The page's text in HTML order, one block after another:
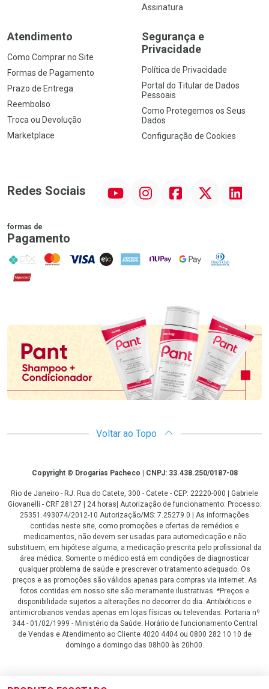
Assinatura
Atendimento
Como Comprar no Site
Formas de Pagamento
Prazo de Entrega
Reembolso
Troca ou Devolução
Marketplace
Segurança e
Privacidade
Política de Privacidade
Portal do Titular de Dados
Pessoais
Como Protegemos os Seus
Dados
Configuração de Cookies
Redes Sociais InstagramFacebook Linkedin
formas de
Pagamento
PIX MasterCard
VISA ELO AMEX NuPay Google PayDiners Club
Hipercard
Promoção em Destaque
Voltar ao Topo
CopyrightCopyright © Drogarias Pacheco | CNPJ: 33.438.250/0187-08
Rio de Janeiro - RJ: Rua do Catete, 300 - Catete - CEP: 22220-000 | Gabriele
Giovanelli - CRF 28127 | 24 horas| Autorização de funcionamento: Processo:
25351.493074/2012-10 Autorização/MS: 7.25279.0 | As informações
contidas neste site, como promoções e ofertas de remédios e
medicamentos, não devem ser usadas para automedicação e não
substituem, em hipótese alguma, a medicação prescrita pelo profissional da
área médica. Somente o médico está em condições de diagnosticar
qualquer problema de saúde e prescrever o tratamento adequado. Os
preços e as promoções são válidos apenas para compras via internet. As
fotos contidas em nosso site são meramente ilustrativas. *Preços e
disponibilidade sujeitos a alterações no decorrer do dia. Antibióticos e
antimicrobianos vendas apenas em lojas físicas ou televendas. Portaria nº
344 - 01/02/1999 - Ministério da Saúde. Horário de funcionamento Central
de Vendas e Atendimento ao Cliente 4020 4404 ou 0800 282 10 10 de
domingo a domingo das 08h00 às 20h00.